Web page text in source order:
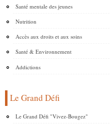
Santé mentale des jeunes
Nutrition
Accès aux droits et aux soins
Santé & Environnement
Addictions
Le Grand Défi
Le Grand Défi "Vivez-Bougez"